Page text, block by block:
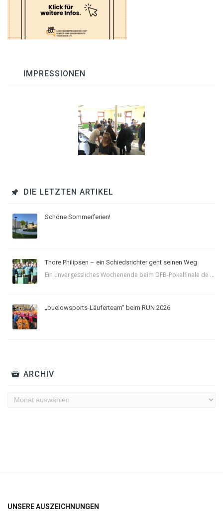
IMPRESSIONEN
DIE LETZTEN ARTIKEL
Schöne Sommerferien!
Thore Philipsen – ein Schiedsrichter geht seinen Weg
Ein unvergessliches Wochenende beim DFB-Pokalfinale de ...
„buelowsports-Läuferteam“ beim RUN 2026
ARCHIV
Archiv
UNSERE AUSZEICHNUNGEN